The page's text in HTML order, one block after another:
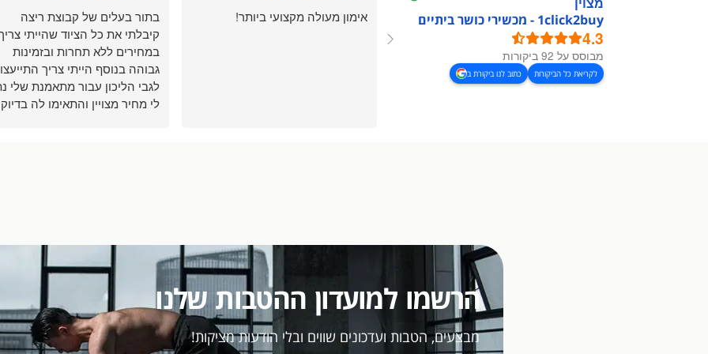
1click2buy - מכשירי כושר ביתיים
4.3
מבוסס על 92 ביקורות
לקריאת כל הביקורות כתוב לנו ביקורת ב
אימון מעולה מקצועי ביותר!
בתור בעלים של קבוצת ריצה
קיבלתי את כל הציוד שהייתי
במחירים ללא תחרות ובזמינות
גבוהה בנוסף הייתי צריך
לגבי הליכון עבור מתאמנת שלי
לי מחיר מצויין והתאימו לה בדיוק
הרשמו למועדון ההטבות שלנו
מבצעים, הטבות ועדכונים שווים ובלי הודעות מציקות!